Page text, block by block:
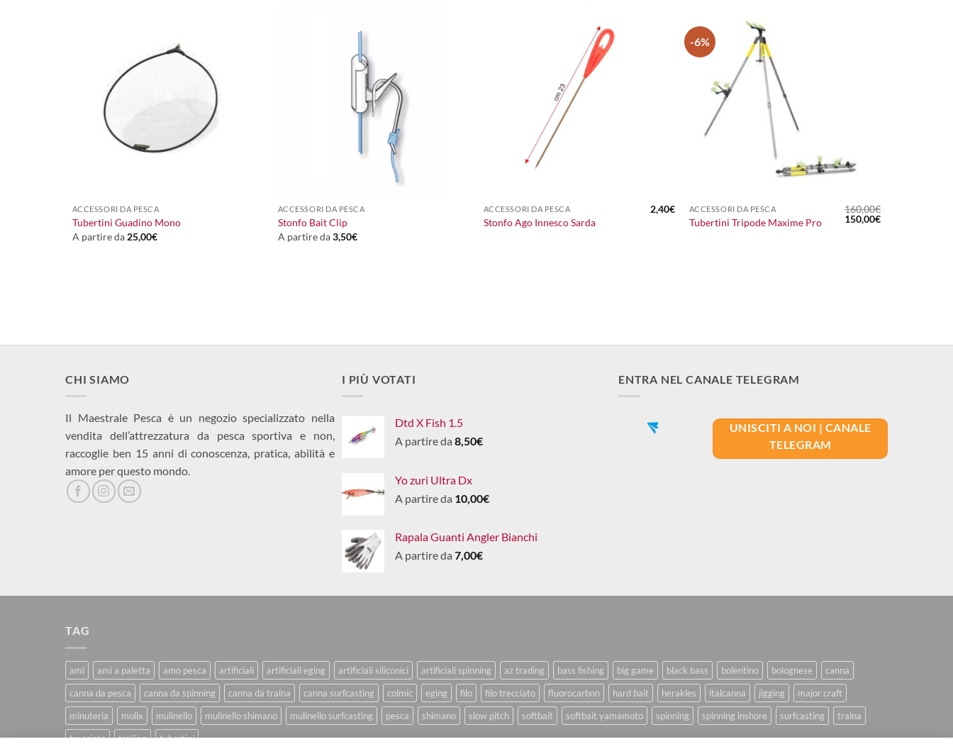
ACCESSORI DA PESCA
Tubertini Guadino Mono
A partire da 25,00€
ACCESSORI DA PESCA
Stonfo Bait Clip
A partire da3,50€
ACCESSORI DA PESCA
Stonfo Ago Innesco Sarda
2,40€
-6%
ACCESSORI DA PESCA
Tubertini Tripode Maxime Pro
160,00€
Il
prezzo
150,00€Il
prezzo
attuale
CHI SIAMO
Il Maestrale Pesca è un negozio specializzato nella
vendita dell’attrezzatura da pesca sportiva e non,
raccoglie ben 15 anni di conoscenza, pratica, abilità e
amore per questo mondo.
I PIÙ VOTATI
Dtd X Fish 1.5
A partire da 8,50€
Yo zuri Ultra Dx
A partire da 10,00€
Rapala Guanti Angler Bianchi
A partire da 7,00€
ENTRA NEL CANALE TELEGRAM
UNISCITI A NOI | CANALE
TELEGRAM
TAG
ami ami a paletta amo pesca artificiali artificiali eging artificiali siliconici artificiali spinning az trading bass fishing big game black bass bolentino bolognese
canna
canna da pesca
canna da spinning canna da traina canna surfcasting colmic eging filo filo trecciato fluorocarbon hard bait herakles italcanna jigging
major craft
minuteria
molix mulinello mulinello shimano mulinello surfcasting pesca shimano slow pitch softbait softbait yamamoto spinning spinning inshore surfcasting
traina
trecciato
trolling tubertini